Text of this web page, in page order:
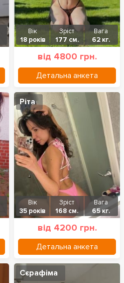
Вік
18 років
Зріст
177 см.
Вага
62 кг.
від 4800 грн.
Детальна анкета
Ріта
Вік
35 років
Зріст
168 см.
Вага
65 кг.
від 4200 грн.
Детальна анкета
Сєрафіма